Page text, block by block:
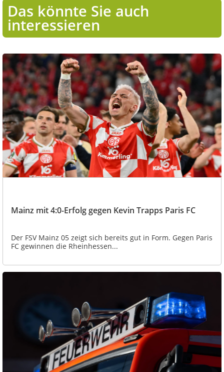
Das könnte Sie auch
interessieren
Mainz mit 4:0-Erfolg gegen Kevin Trapps Paris FC
Der FSV Mainz 05 zeigt sich bereits gut in Form. Gegen Paris
FC gewinnen die Rheinhessen...